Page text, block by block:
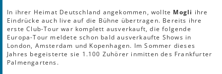
In ihrer Heimat Deutschland angekommen, wollte Mogli ihre
Eindrücke auch live auf die Bühne übertragen. Bereits ihre
erste Club-Tour war komplett ausverkauft, die folgende
Europa-Tour meldete schon bald ausverkaufte Shows in
London, Amsterdam und Kopenhagen. Im Sommer dieses
Jahres begeisterte sie 1.100 Zuhörer inmitten des Frankfurter
Palmengartens.